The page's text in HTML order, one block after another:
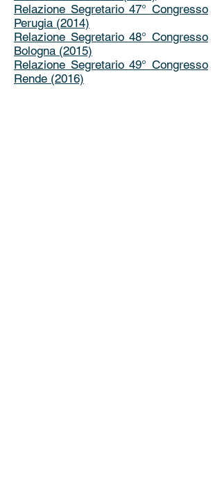
Relazione Segretario 47° Congresso
Perugia (2014)
Relazione Segretario 48° Congresso
Bologna (2015)
Relazione Segretario 49° Congresso
Rende (2016)